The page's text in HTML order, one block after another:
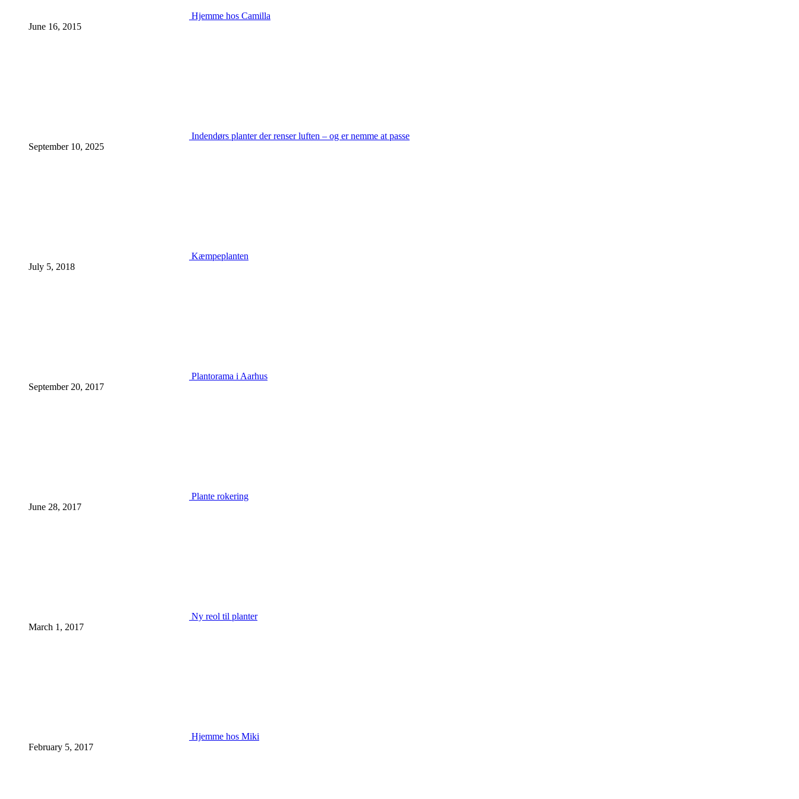
Hjemme hos Camilla
June 16, 2015
Indendørs planter der renser luften – og er nemme at passe
September 10, 2025
Kæmpeplanten
July 5, 2018
Plantorama i Aarhus
September 20, 2017
Plante rokering
June 28, 2017
Ny reol til planter
March 1, 2017
Hjemme hos Miki
February 5, 2017